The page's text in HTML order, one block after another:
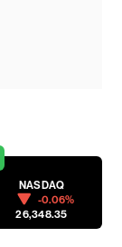
NASDAQ
-0.06%
26,348.35